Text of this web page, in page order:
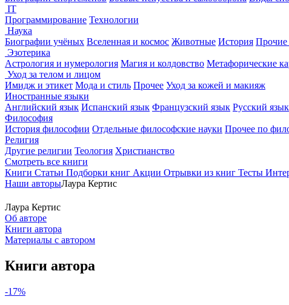
IT
Программирование Технологии
Наука
Биографии учёных Вселенная и космос Животные История Прочие
Эзотерика
Астрология и нумерология Магия и колдовство Метафорические
Уход за телом и лицом
Имидж и этикет Мода и стиль Прочее Уход за кожей и макияж
Иностранные языки
Английский язык Испанский язык Французский язык Русский язык
Философия
История философии Отдельные философские науки Прочее по
Религия
Другие религии Теология Христианство
Смотреть все книги
Книги Статьи Подборки книг Акции Отрывки из книг Тесты
Наши авторыЛаура Кертис
Лаура Кертис
Об авторе
Книги автора
Материалы с автором
Книги автора
-17%